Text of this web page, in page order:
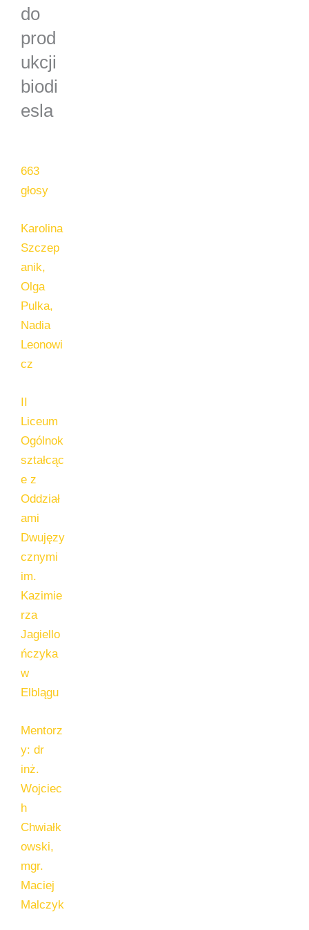
do
prod
ukcji
biodi
esla
663
głosy
Karolina
Szczep
anik,
Olga
Pulka,
Nadia
Leonowi
cz
Liceum
Ogólnok
ształcąc
e z
Oddział
ami
Dwujęzy
cznymi
im.
Kazimie
rza
Jagiello
ńczyka
w
Elblągu
Mentorz
y: dr
inż.
Wojciec
h
Chwiałk
owski,
mgr.
Maciej
Malczyk